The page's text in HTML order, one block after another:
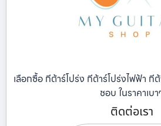
เลือกซื้อ กีต้าร์โปร่ง กีต้าร์โปร่งไฟฟ้า กี
ชอบ ในราคาเบ
ติดต่อเรา